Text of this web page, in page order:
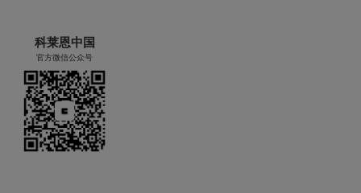
科莱恩中国
官方微信公众号